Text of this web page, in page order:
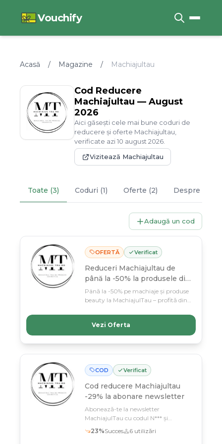
Vouchify
Acasă / Magazine / Machiajultau
Cod Reducere
Machiajultau — August
2026
Aici găsești cele mai bune coduri de
reducere și oferte Machiajultau
verificate azi10 august 2026
Vizitează Machiajultau
Toate (3) Coduri (1) Oferte (2) Despre
Adaugă un cod
OFERTĂ Verificat
Reduceri Machiajultau de
până la -50% la produsele din
selecție
Până la -50% pe machiaje și produse
beauty la MachiajulTau – profită din
amâna.
Vezi Oferta
COD Verificat
Cod reducere Machiajultau
-29% la abonare newsletter
Abonează-te la newsletter
MachiajulTau cu codul N*** și
economisește 29% la prima comandă
23%Succes 6 utilizări